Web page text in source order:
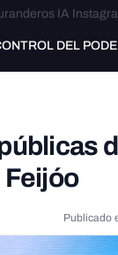
IA
DEL
Feijóo
Publicado